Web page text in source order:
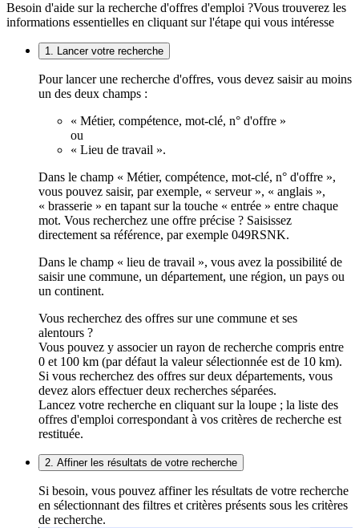
Besoin d'aide sur la recherche d'offres d'emploi ?Vous trouverez les
informations essentielles en cliquant sur l'étape qui vous intéresse
1. Lancer votre recherche
Pour lancer une recherche d'offres, vous devez saisir au moins
un des deux champs :
« Métier, compétence, mot-clé, n° d'offre »
ou
« Lieu de travail ».
Dans le champ « Métier, compétence, mot-clé, n° d'offre »,
vous pouvez saisir, par exemple, « serveur », « anglais »,
« brasserie » en tapant sur la touche « entrée » entre chaque
mot. Vous recherchez une offre précise ? Saisissez
directement sa référence, par exemple 049RSNK.
Dans le champ « lieu de travail », vous avez la possibilité de
saisir une commune, un département, une région, un pays ou
un continent.
Vous recherchez des offres sur une commune et ses
alentours ?
Vous pouvez y associer un rayon de recherche compris entre
0 et 100 km (par défaut la valeur sélectionnée est de 10 km).
Si vous recherchez des offres sur deux départements, vous
devez alors effectuer deux recherches séparées.
Lancez votre recherche en cliquant sur la loupe ; la liste des
offres d'emploi correspondant à vos critères de recherche est
restituée.
2. Affiner les résultats de votre recherche
Si besoin, vous pouvez affiner les résultats de votre recherche
en sélectionnant des filtres et critères présents sous les critères
de recherche.